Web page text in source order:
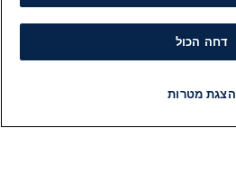
דחה הכול
הצגת מטרות